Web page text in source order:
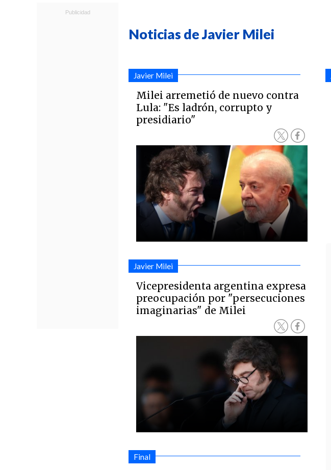
Noticias de Javier Milei
Javier Milei
Milei arremetió de nuevo contra
Lula: "Es ladrón, corrupto y
presidiario"
Javier Milei
Vicepresidenta argentina expresa
preocupación por "persecuciones
imaginarias" de Milei
Final